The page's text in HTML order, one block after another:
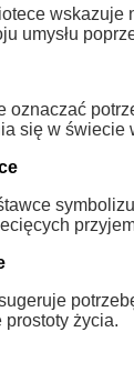
wskazuje
umysłu
oznaczać
się w świecie
prostoty życia.